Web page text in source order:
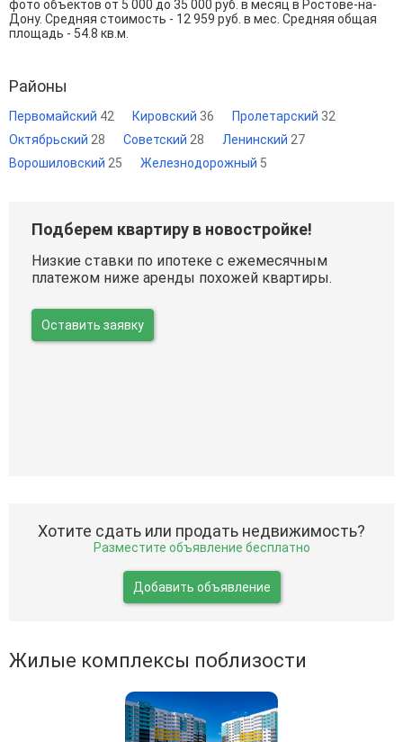
фото объектов от 5 000 до 35 000 руб. в месяц в Ростове-на-
Дону. Средняя стоимость - 12 959 руб. в мес. Средняя общая
площадь - 54.8 кв.м.
Районы
Первомайский 42 Кировский 36 Пролетарский 32
Октябрьский 28 Советский 28 Ленинский 27
Ворошиловский 25 Железнодорожный 5
Подберем квартиру в новостройке!
Низкие ставки по ипотеке с ежемесячным
платежом ниже аренды похожей квартиры.
Оставить заявку
Хотите сдать или продать недвижимость?
Разместите объявление бесплатно
Добавить объявление
Жилые комплексы поблизости